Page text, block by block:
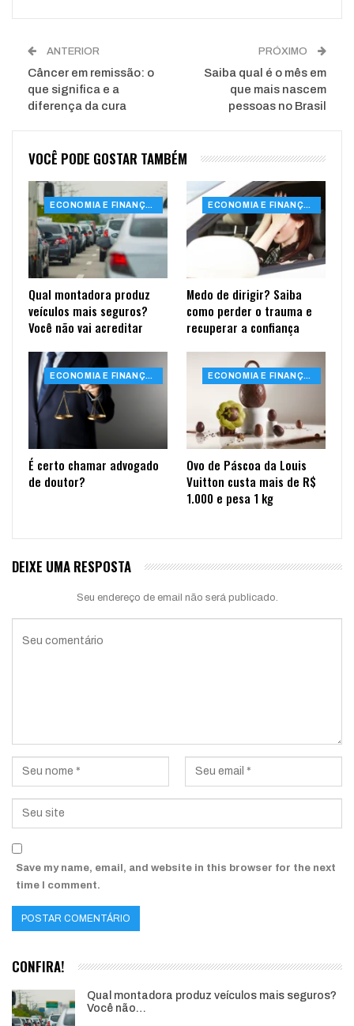
ANTERIOR
Câncer em remissão: o
que significa e a
diferença da cura
PRÓXIMO
Saiba qual é o mês em
que mais nascem
pessoas no Brasil
VOCÊ PODE GOSTAR TAMBÉM
ECONOMIA E FINANÇAS
Qual montadora produz
veículos mais seguros?
Você não vai acreditar
ECONOMIA E FINANÇAS
Medo de dirigir? Saiba
como perder o trauma e
recuperar a confiança
ECONOMIA E FINANÇAS
É certo chamar advogado
de doutor?
ECONOMIA E FINANÇAS
Ovo de Páscoa da Louis
Vuitton custa mais de R$
1.000 e pesa 1 kg
DEIXE UMA RESPOSTA
Seu endereço de email não será publicado.
Save my name, email, and website in this browser for the next
time I comment.
CONFIRA!
Qual montadora produz veículos mais seguros?
Você não…